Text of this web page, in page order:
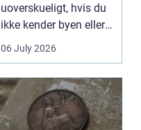
uoverskueligt, hvis du
ikke kender byen eller
det lokale...
06 July 2026